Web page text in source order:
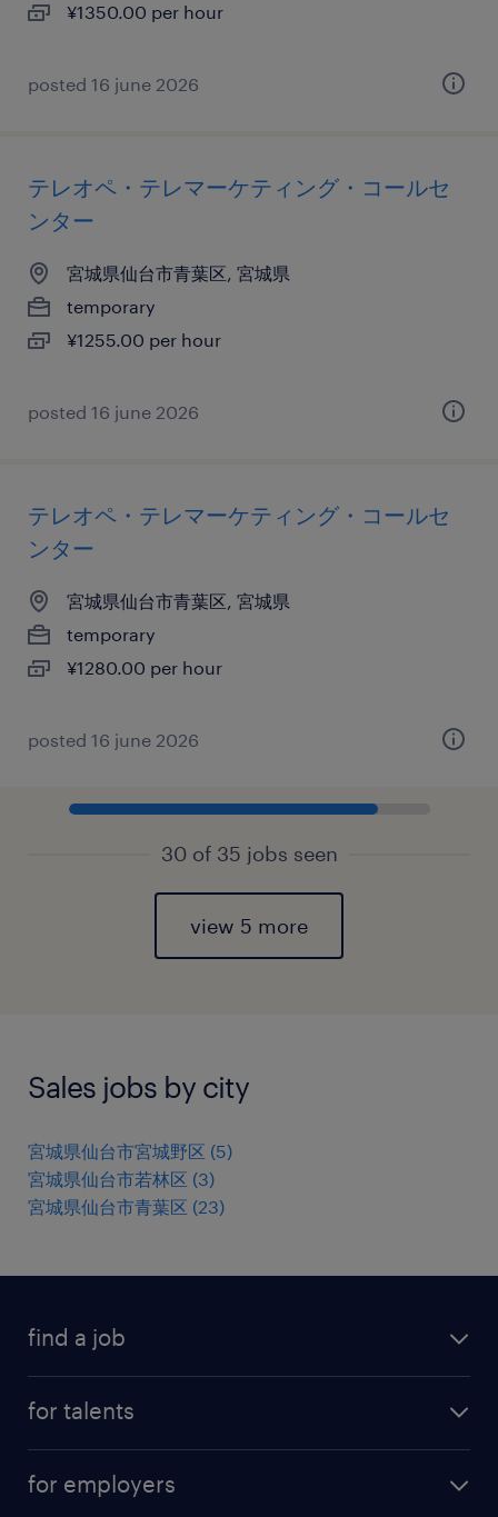
¥1350.00 per hour
posted 16 june 2026
テレオペ・テレマーケティング・コールセ
ンター
宮城県仙台市青葉区, 宮城県
temporary
¥1255.00 per hour
posted 16 june 2026
テレオペ・テレマーケティング・コールセ
ンター
宮城県仙台市青葉区, 宮城県
temporary
¥1280.00 per hour
posted 16 june 2026
30 of 35 jobs seen
view 5 more
Sales jobs by city
宮城県仙台市宮城野区 (5)
宮城県仙台市若林区 (3)
宮城県仙台市青葉区 (23)
find a job
for talents
professional career
for employers